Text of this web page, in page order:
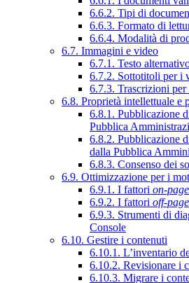
6.6.2. Tipi di
6.6.3. Formato di
6.6.4. Modalità di
6.7. Immagini e video
6.7.1. Testo
6.7.2. Sottotitoli per i
6.7.3. Trascrizioni
6.8. Proprietà intellettuale e
6.8.1. Pubblicazione
Pubblica
6.8.2. Pubblicazione
dalla Pubblica
6.8.3. Consenso dei
6.9. Ottimizzazione per i
6.9.1. I fattori on-page
6.9.2. I fattori off-page
6.9.3. Strumenti di
Console
6.10. Gestire i contenuti
6.10.1. L’inventario
6.10.2. Revisionare i
6.10.3. Migrare i